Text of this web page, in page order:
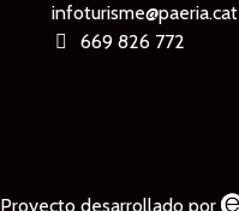
infoturisme@paeria.cat
669 826 772
Proyecto desarrollado por